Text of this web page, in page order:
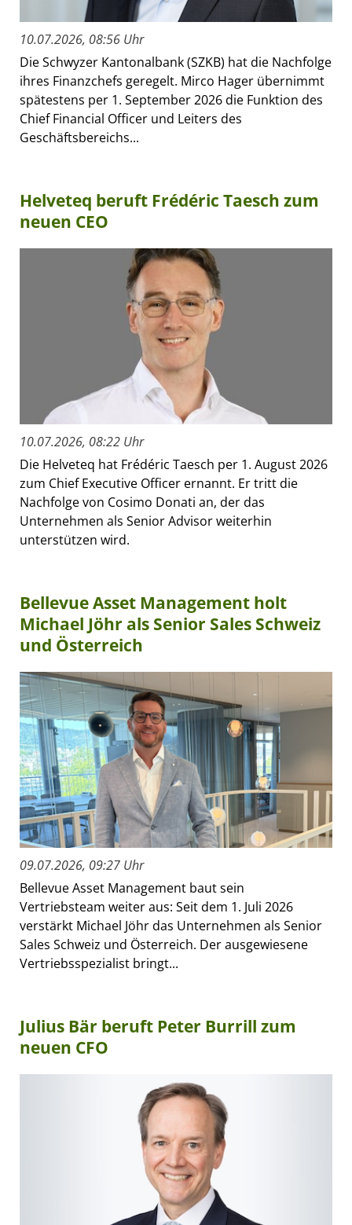
10.07.2026, 08:56 Uhr
Die Schwyzer Kantonalbank (SZKB) hat die Nachfolge
ihres Finanzchefs geregelt. Mirco Hager übernimmt
spätestens per 1. September 2026 die Funktion des
Chief Financial Officer und Leiters des
Geschäftsbereichs...
Helveteq beruft Frédéric Taesch zum
neuen CEO
10.07.2026, 08:22 Uhr
Die Helveteq hat Frédéric Taesch per 1. August 2026
zum Chief Executive Officer ernannt. Er tritt die
Nachfolge von Cosimo Donati an, der das
Unternehmen als Senior Advisor weiterhin
unterstützen wird.
Bellevue Asset Management holt
Michael Jöhr als Senior Sales Schweiz
und Österreich
09.07.2026, 09:27 Uhr
Bellevue Asset Management baut sein
Vertriebsteam weiter aus: Seit dem 1. Juli 2026
verstärkt Michael Jöhr das Unternehmen als Senior
Sales Schweiz und Österreich. Der ausgewiesene
Vertriebsspezialist bringt...
Julius Bär beruft Peter Burrill zum
neuen CFO